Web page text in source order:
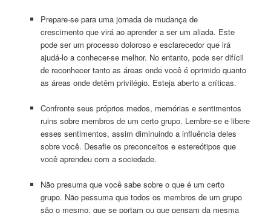
Prepare-se para uma jornada de mudança de
crescimento que virá ao aprender a ser um aliada. Este
pode ser um processo doloroso e esclarecedor que irá
ajudá-lo a conhecer-se melhor. No entanto, pode ser difícil
de reconhecer tanto as áreas onde você é oprimido quanto
as áreas onde detêm privilégio. Esteja aberto a críticas.
Confronte seus próprios medos, memórias e sentimentos
ruins sobre membros de um certo grupo. Lembre-se e libere
esses sentimentos, assim diminuindo a influência deles
sobre você. Desafie os preconceitos e estereótipos que
você aprendeu com a sociedade.
Não presuma que você sabe sobre o que é um certo
grupo. Não pessuma que todos os membros de um grupo
são o mesmo, que se portam ou que pensam da mesma